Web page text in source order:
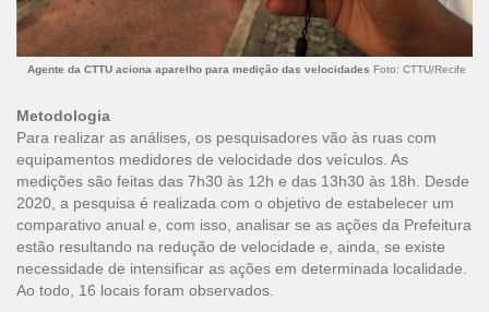
Agente da CTTU aciona aparelho para medição das velocidades Foto: CTTU/Recife
Metodologia
Para realizar as análises, os pesquisadores vão às ruas com
equipamentos medidores de velocidade dos veículos. As
medições são feitas das 7h30 às 12h e das 13h30 às 18h. Desde
2020, a pesquisa é realizada com o objetivo de estabelecer um
comparativo anual e, com isso, analisar se as ações da Prefeitura
estão resultando na redução de velocidade e, ainda, se existe
necessidade de intensificar as ações em determinada localidade.
Ao todo, 16 locais foram observados.